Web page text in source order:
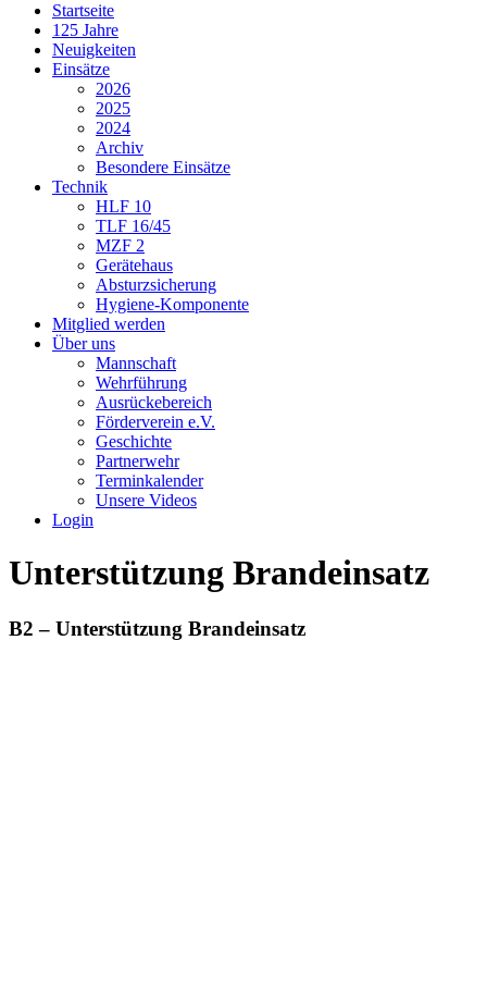
Startseite
125 Jahre
Neuigkeiten
Einsätze
2026
2025
2024
Archiv
Besondere Einsätze
Technik
HLF 10
TLF 16/45
MZF 2
Gerätehaus
Absturzsicherung
Hygiene-Komponente
Mitglied werden
Über uns
Mannschaft
Wehrführung
Ausrückebereich
Förderverein e.V.
Geschichte
Partnerwehr
Terminkalender
Unsere Videos
Login
Unterstützung Brandeinsatz
B2 – Unterstützung Brandeinsatz